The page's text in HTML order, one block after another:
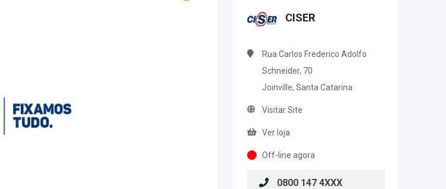
CISER
Rua Carlos Frederico Adolfo
Schneider, 70
Joinville, Santa Catarina
Visitar Site
Ver loja
Off-line agora
0800 147 4XXX